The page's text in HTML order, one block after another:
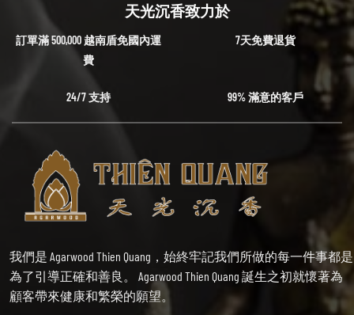
天光沉香致力於
訂單滿 500,000 越南盾免國內運
費
7天免費退貨
24/7 支持 99% 滿意的客戶
我們是 Agarwood Thien Quang，始終牢記我們所做的每一件事都是
為了引導正確和善良。 Agarwood Thien Quang 誕生之初就懷著為
顧客帶來健康和繁榮的願望。